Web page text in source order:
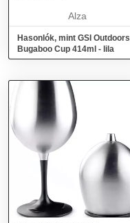
Alza
Hasonlók, mint GSI Outdoors
Bugaboo Cup 414ml - lila